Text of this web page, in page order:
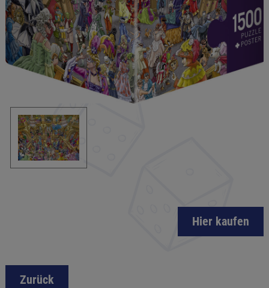
Hier kaufen
Zurück